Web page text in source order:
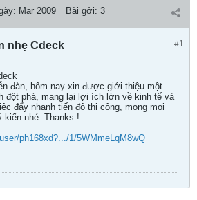
Mar 2009 Bài gởi: 3
#1
nhẹ Cdeck
đàn, hôm nay xin được giới thiệu một
đột phá, mang lại lợi ích lớn về kinh tế và
đẩy nhanh tiến độ thi công, mong mọi
kiến nhé. Thanks !
ph168xd?.../1/5WMmeLqM8wQ